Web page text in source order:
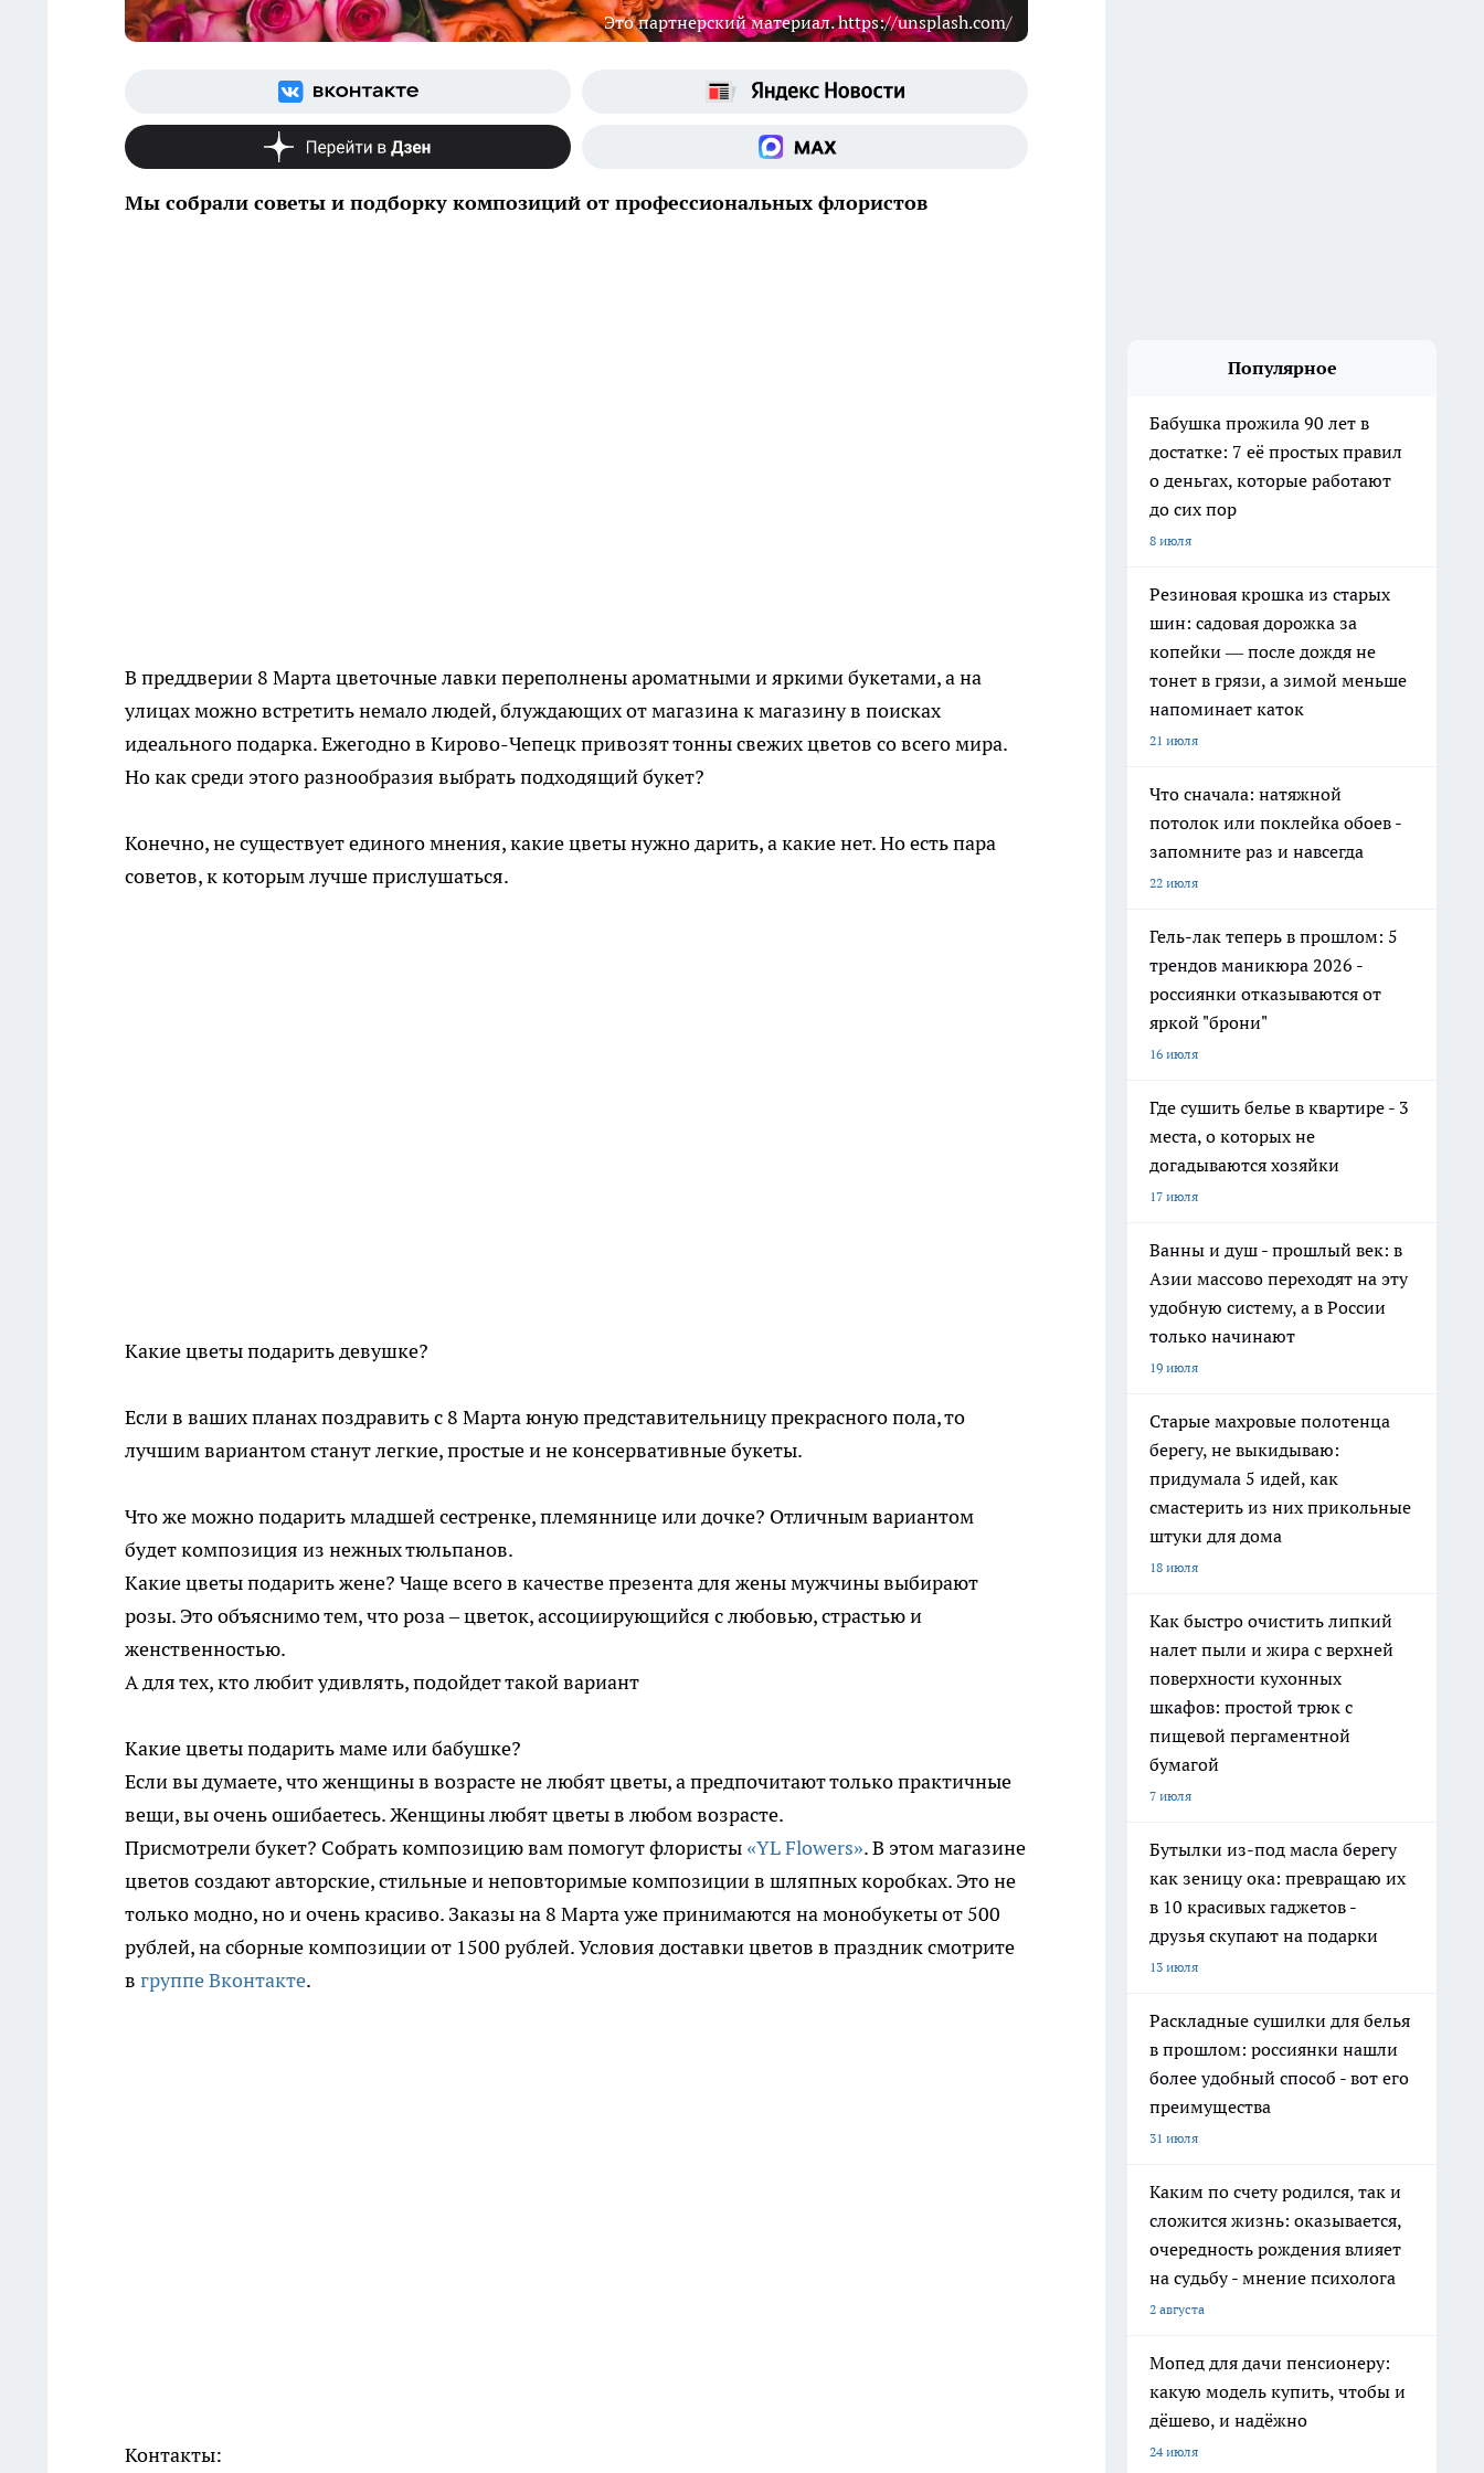
Это партнерский материал. https://unsplash.com/
Мы собрали советы и подборку композиций от профессиональных флористов
В преддверии 8 Марта цветочные лавки переполнены ароматными и яркими букетами, а на
улицах можно встретить немало людей, блуждающих от магазина к магазину в поисках
идеального подарка. Ежегодно в Кирово-Чепецк привозят тонны свежих цветов со всего мира.
Но как среди этого разнообразия выбрать подходящий букет?
Конечно, не существует единого мнения, какие цветы нужно дарить, а какие нет. Но есть пара
советов, к которым лучше прислушаться.
Какие цветы подарить девушке?
Если в ваших планах поздравить с 8 Марта юную представительницу прекрасного пола, то
лучшим вариантом станут легкие, простые и не консервативные букеты.
Что же можно подарить младшей сестренке, племяннице или дочке? Отличным вариантом
будет композиция из нежных тюльпанов.
Какие цветы подарить жене? Чаще всего в качестве презента для жены мужчины выбирают
розы. Это объяснимо тем, что роза – цветок, ассоциирующийся с любовью, страстью и
женственностью.
А для тех, кто любит удивлять, подойдет такой вариант
Какие цветы подарить маме или бабушке?
Если вы думаете, что женщины в возрасте не любят цветы, а предпочитают только практичные
вещи, вы очень ошибаетесь. Женщины любят цветы в любом возрасте.
Присмотрели букет? Собрать композицию вам помогут флористы «YL Flowers». В этом магазине
цветов создают авторские, стильные и неповторимые композиции в шляпных коробках. Это не
только модно, но и очень красиво. Заказы на 8 Марта уже принимаются на монобукеты от 500
рублей, на сборные композиции от 1500 рублей. Условия доставки цветов в праздник смотрите
в группе Вконтакте.
Контакты:
Популярное
Бабушка прожила 90 лет в
достатке: 7 её простых правил
о деньгах, которые работают
до сих пор
8 июля
Резиновая крошка из старых
шин: садовая дорожка за
копейки — после дождя не
тонет в грязи, а зимой меньше
напоминает каток
21 июля
Что сначала: натяжной
потолок или поклейка обоев -
запомните раз и навсегда
22 июля
Гель-лак теперь в прошлом: 5
трендов маникюра 2026 -
россиянки отказываются от
яркой "брони"
16 июля
Где сушить белье в квартире - 3
места, о которых не
догадываются хозяйки
17 июля
Ванны и душ - прошлый век: в
Азии массово переходят на эту
удобную систему, а в России
только начинают
19 июля
Старые махровые полотенца
берегу, не выкидываю:
придумала 5 идей, как
смастерить из них прикольные
штуки для дома
18 июля
Как быстро очистить липкий
налет пыли и жира с верхней
поверхности кухонных
шкафов: простой трюк с
пищевой пергаментной
бумагой
7 июля
Бутылки из-под масла берегу
как зеницу ока: превращаю их
в 10 красивых гаджетов -
друзья скупают на подарки
13 июля
Раскладные сушилки для белья
в прошлом: россиянки нашли
более удобный способ - вот его
преимущества
31 июля
Каким по счету родился, так и
сложится жизнь: оказывается,
очередность рождения влияет
на судьбу - мнение психолога
2 августа
Мопед для дачи пенсионеру:
какую модель купить, чтобы и
дёшево, и надёжно
24 июля